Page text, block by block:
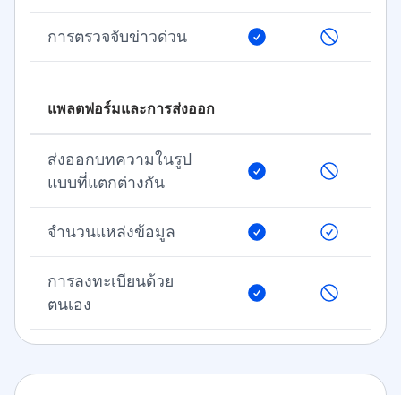
การตรวจจับข่าวด่วน
แพลตฟอร์มและการส่งออก
ส่งออกบทความในรูป
แบบที่แตกต่างกัน
จำนวนแหล่งข้อมูล
การลงทะเบียนด้วย
ตนเอง